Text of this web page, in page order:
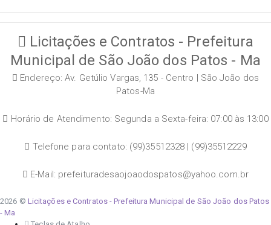
Licitações e Contratos - Prefeitura
Municipal de São João dos Patos - Ma
Endereço: Av. Getúlio Vargas, 135 - Centro | São João dos
Patos-Ma
Horário de Atendimento: Segunda a Sexta-feira: 07:00 às 13:00
Telefone para contato: (99)35512328 | (99)35512229
E-Mail: prefeituradesaojoaodospatos@yahoo.com.br
2026 © Licitações e Contratos - Prefeitura Municipal de São João dos Patos
- Ma